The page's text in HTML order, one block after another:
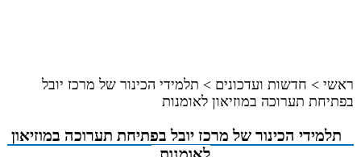
ראשי> חדשות ועדכונים > תלמידי הכינור של מרכז יובל
בפתיחת תערוכה במוזיאון לאומנות
תלמידי הכינור של מרכז יובל בפתיחת תערוכה במוזיאון